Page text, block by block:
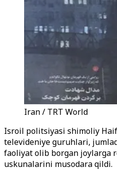
Iran / TRT World
Isroil politsiyasi shimoliy
televideniye guruhlari,
faoliyat olib borgan joylarga
uskunalarini musodara qildi.